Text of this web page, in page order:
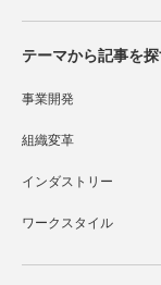
テーマから記事を
事業開発
組織変革
インダストリー
ワークスタイル